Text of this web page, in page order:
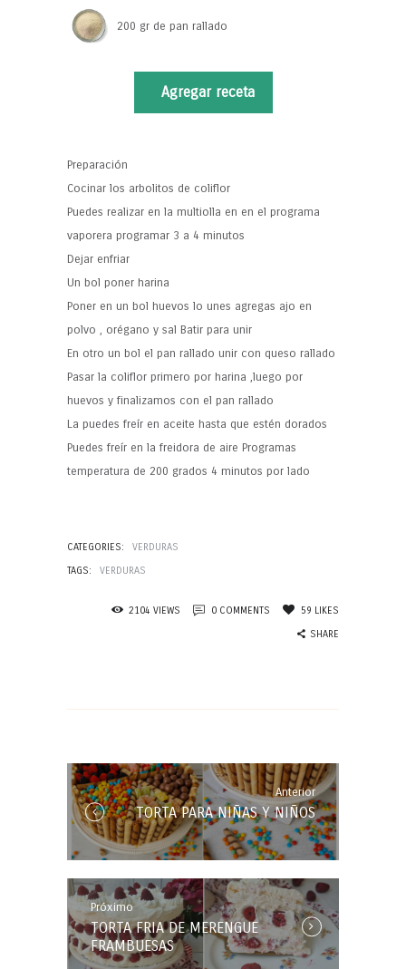
200 gr de pan rallado
Agregar receta
Preparación
Cocinar los arbolitos de coliflor
Puedes realizar en la multiolla en en el programa
vaporera programar 3 a 4 minutos
Dejar enfriar
Un bol poner harina
Poner en un bol huevos lo unes agregas ajo en
polvo , orégano y sal Batir para unir
En otro un bol el pan rallado unir con queso rallado
Pasar la coliflor primero por harina ,luego por
huevos y finalizamos con el pan rallado
La puedes freír en aceite hasta que estén dorados
Puedes freír en la freidora de aire Programas
temperatura de 200 grados 4 minutos por lado
CATEGORIES:
VERDURAS
TAGS:
VERDURAS
2104 VIEWS 0 COMMENTS 59 LIKES
SHARE
entradas
AnteriorAnterior
Entrada:
TORTA PARA NIÑAS Y NIÑOS
PróximoPróxima
Entrada:
TORTA FRIA DE MERENGUE
FRAMBUESAS